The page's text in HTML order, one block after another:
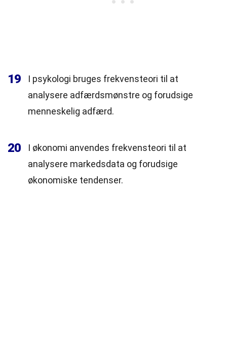
19
I psykologi bruges frekvensteori til at
analysere adfærdsmønstre og forudsige
menneskelig adfærd.
20
I økonomi anvendes frekvensteori til at
analysere markedsdata og forudsige
økonomiske tendenser.